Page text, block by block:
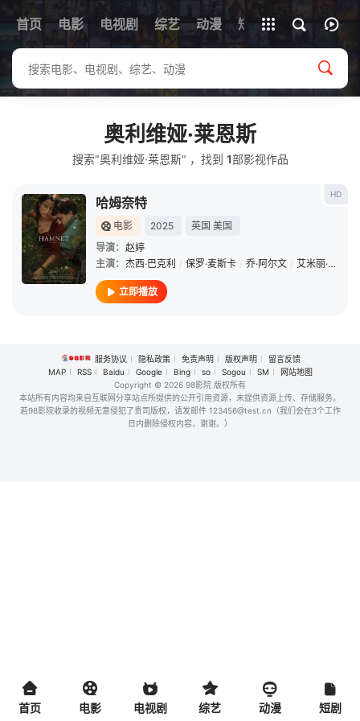
首页 电影 电视剧 综艺 动漫 短剧
全部影片
奥利维娅·莱恩斯
搜索"奥利维娅·莱恩斯" ，找到 1部影视作品
HD
哈姆奈特
电影 2025 英国 美国
导演： 赵婷
主演： 杰西·巴克利 / 保罗·麦斯卡 / 乔·阿尔文 / 艾米丽·沃森
立即播放
服务协议 隐私政策 免责声明 版权声明
留言反馈
MAP
RSS Baidu Google Bing so Sogou SM
网站地图
Copyright © 2026 98影院 版权所有
本站所有内容均来自互联网分享站点所提供的公开引用资源，未提供资源上传、存储服务。
若98影院收录的视频无意侵犯了贵司版权，请发邮件 123456@test.cn（我们会在3个工作
日内删除侵权内容，谢谢。）
首页 电影 电视剧 综艺 动漫 短剧